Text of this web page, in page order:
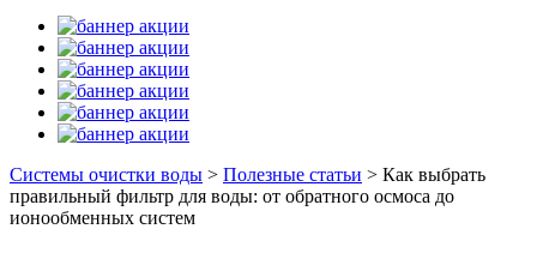
Системы очистки воды > Полезные статьи > Как выбрать
правильный фильтр для воды: от обратного осмоса до
ионообменных систем